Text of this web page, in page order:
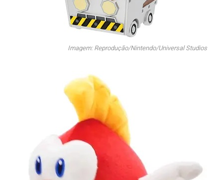
Imagem: Reprodução/Nintendo/Universal Studios